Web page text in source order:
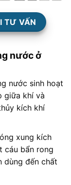
TƯ VẤN
nước ở
nước sinh hoạt
giữa khí và
kích khí
xung kích
cáu bẩn rong
dùng đến chất